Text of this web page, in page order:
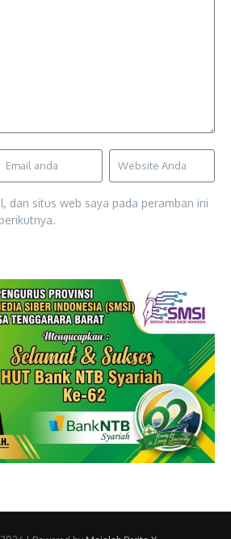
dan situs web saya pada peramban ini